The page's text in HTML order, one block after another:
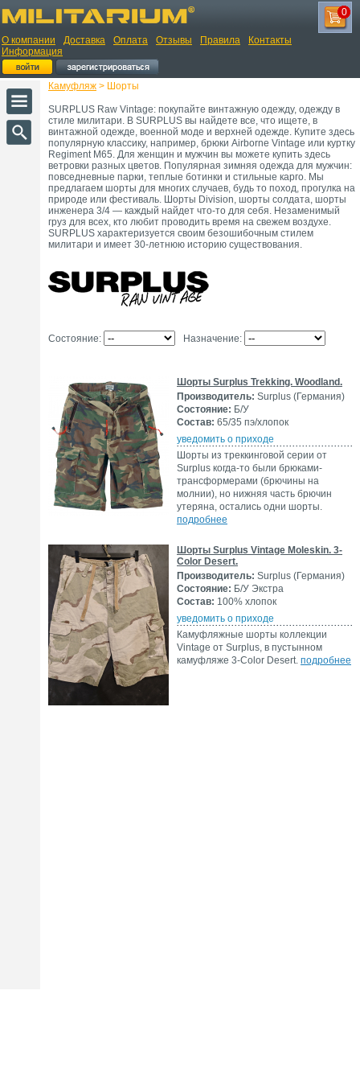
О компании Доставка Оплата Отзывы Правила
Контакты
Информация
0
Камуфляж > Шорты
SURPLUS Raw Vintage: покупайте винтажную одежду, одежду в
стиле милитари. В SURPLUS вы найдете все, что ищете, в
винтажной одежде, военной моде и верхней одежде. Купите здесь
популярную классику, например, брюки Airborne Vintage или куртку
Regiment M65. Для женщин и мужчин вы можете купить здесь
ветровки разных цветов. Популярная зимняя одежда для мужчин:
повседневные парки, теплые ботинки и стильные карго. Мы
предлагаем шорты для многих случаев, будь то поход, прогулка на
природе или фестиваль. Шорты Division, шорты солдата, шорты
инженера 3/4 — каждый найдет что-то для себя. Незаменимый
груз для всех, кто любит проводить время на свежем воздухе.
SURPLUS характеризуется своим безошибочным стилем
милитари и имеет 30-летнюю историю существования.
Состояние: Назначение:
Шорты Surplus Trekking. Woodland.
Производитель: Surplus (Германия)
Состояние: Б/У
Состав: 65/35 пэ/хлопок
уведомить о приходе
Шорты из треккинговой серии от
Surplus когда-то были брюками-
трансформерами (брючины на
молнии), но нижняя часть брючин
утеряна, остались одни шорты.
подробнее
Шорты Surplus Vintage Moleskin. 3-
Color Desert.
Производитель: Surplus (Германия)
Состояние: Б/У Экстра
Состав: 100% хлопок
уведомить о приходе
Камуфляжные шорты коллекции
Vintage от Surplus, в пустынном
камуфляже 3-Color Desert. подробнее